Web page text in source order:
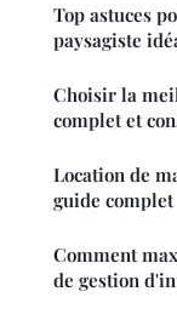
Top astuces
paysagiste
Choisir la
complet et
Location de
guide complet
Comment
de gestion